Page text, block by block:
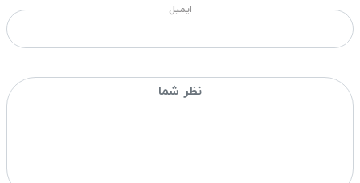
ایمیل